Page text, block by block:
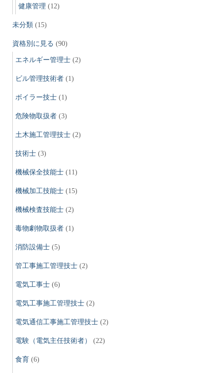
健康管理 (12)
未分類 (15)
資格別に見る (90)
エネルギー管理士 (2)
ビル管理技術者 (1)
ボイラー技士 (1)
危険物取扱者 (3)
土木施工管理技士 (2)
技術士 (3)
機械保全技能士 (11)
機械加工技能士 (15)
機械検査技能士 (2)
毒物劇物取扱者 (1)
消防設備士 (5)
管工事施工管理技士 (2)
電気工事士 (6)
電気工事施工管理技士 (2)
電気通信工事施工管理技士 (2)
電験（電気主任技術者） (22)
食育 (6)